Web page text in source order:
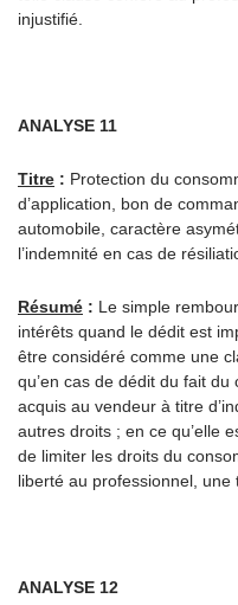
injustifié.
ANALYSE 11
Titre : Protection du
d’application, bon de
automobile, caractère
l’indemnité en cas de
Résumé : Le simple
intérêts quand le dédit est
être considéré comme une
qu’en cas de dédit du fait du
acquis au vendeur à titre
autres droits ; en ce qu’elle
de limiter les droits du
liberté au professionnel, une
ANALYSE 12